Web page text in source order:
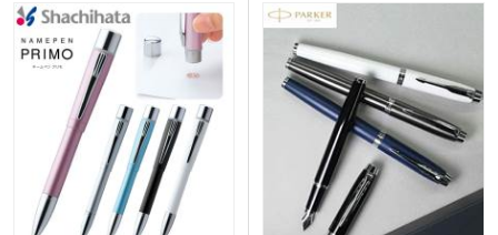
ープペン付きの多色ボールペンです。
日常生活に馴染みやすいマット調のメタ
リックなデザインで、オンオフ問わず使
えます。名入れをすれば目に入りやす
く、PR効果が期待できますよ。企業や
団体の周年記念・創立記念のノベルティ
にいかがでしょうか。
リと輝くツヤありタイプと、指紋が目立
たないマットなタイプがあります。名入
れもできるので、会社の節目を祝う周年
記念品としてのプレゼントなどにいかが
でしょうか。